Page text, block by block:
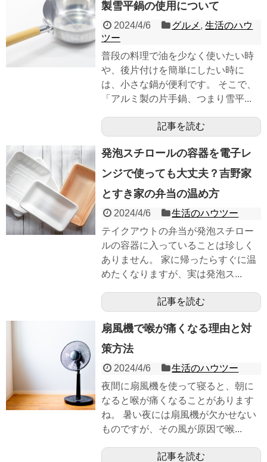
製雪平鍋の使用について
2024/4/6 グルメ ,生活のハウ
ツー
普段の料理で油を少なく使いたい時
や、後片付けを簡単にしたい時に
は、小さな鍋が便利です。 そこで、
「アルミ製の片手鍋、つまり雪平...
記事を読む
発泡スチロールの容器を電子レ
ンジで使っても大丈夫？吉野家
とすき家の弁当の温め方
2024/4/6
生活のハウツー
テイクアウトの弁当が発泡スチロー
ルの容器に入っていることは珍しく
ありません。 家に帰ったらすぐに温
めたくなりますが、実は発泡ス...
記事を読む
扇風機で喉が痛くなる理由と対
策方法
2024/4/6
生活のハウツー
夜間に扇風機を使って寝ると、朝に
なると喉が痛くなることがあります
ね。 暑い夜には扇風機が欠かせない
ものですが、その風が原因で喉...
記事を読む